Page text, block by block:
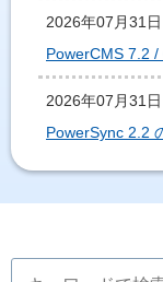
2026年07月31日
PowerCMS 7.2
2026年07月31日
PowerSync 2.2